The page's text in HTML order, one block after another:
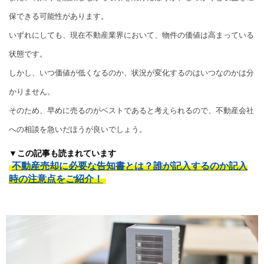
保できる可能性があります。
いずれにしても、現在不動産業界において、物件の価値は高まっている
状態です。
しかし、いつ価値が低くなるのか、状況が変化するのはいつなのかは分
かりません。
そのため、早めに売るのがベストであると考えられるので、不動産会社
への相談を急いだほうが良いでしょう。
▼この記事も読まれています
不動産売却に必要な告知書とは？誰が記入するのか記入
時の注意点をご紹介！